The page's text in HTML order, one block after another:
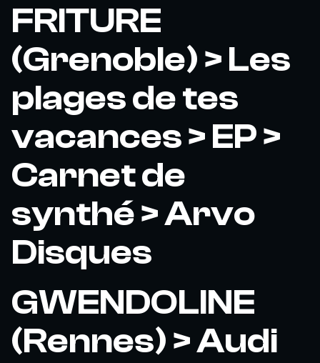
FRITURE
(Grenoble) > Les
plages de tes
vacances > EP >
Carnet de
synthé > Arvo
Disques
GWENDOLINE
(Rennes) > Audi